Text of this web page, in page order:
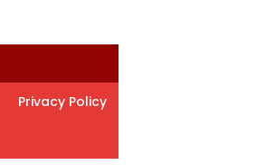
Privacy Policy